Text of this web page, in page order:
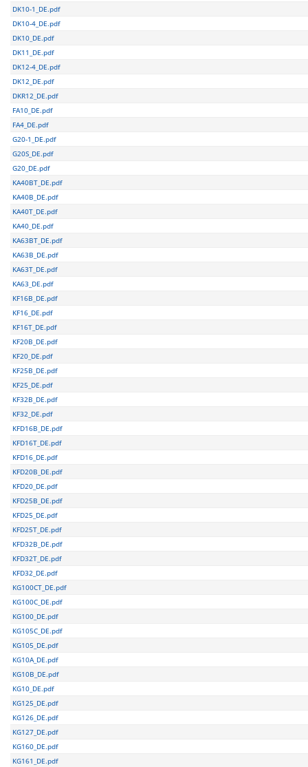
DK10-1_DE.pdf
DK10-4_DE.pdf
DK10_DE.pdf
DK11_DE.pdf
DK12-4_DE.pdf
DK12_DE.pdf
DKR12_DE.pdf
FA10_DE.pdf
FA4_DE.pdf
G20-1_DE.pdf
G20S_DE.pdf
G20_DE.pdf
KA40BT_DE.pdf
KA40B_DE.pdf
KA40T_DE.pdf
KA40_DE.pdf
KA63BT_DE.pdf
KA63B_DE.pdf
KA63T_DE.pdf
KA63_DE.pdf
KF16B_DE.pdf
KF16_DE.pdf
KF16T_DE.pdf
KF20B_DE.pdf
KF20_DE.pdf
KF25B_DE.pdf
KF25_DE.pdf
KF32B_DE.pdf
KF32_DE.pdf
KFD16B_DE.pdf
KFD16T_DE.pdf
KFD16_DE.pdf
KFD20B_DE.pdf
KFD20_DE.pdf
KFD25B_DE.pdf
KFD25_DE.pdf
KFD25T_DE.pdf
KFD32B_DE.pdf
KFD32T_DE.pdf
KFD32_DE.pdf
KG100CT_DE.pdf
KG100C_DE.pdf
KG100_DE.pdf
KG105C_DE.pdf
KG105_DE.pdf
KG10A_DE.pdf
KG10B_DE.pdf
KG10_DE.pdf
KG125_DE.pdf
KG126_DE.pdf
KG127_DE.pdf
KG160_DE.pdf
KG161_DE.pdf